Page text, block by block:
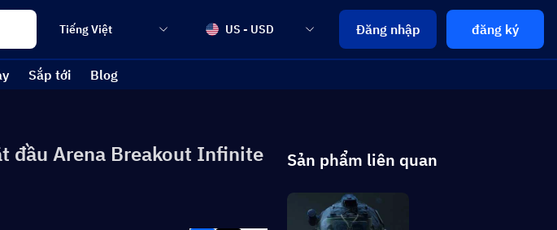
Tiếng Việt US - USD Đăng nhập đăng ký
Sắp tới Blog
đầu Arena Breakout Infinite
Sản phẩm liên quan